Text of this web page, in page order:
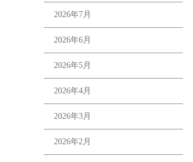
2026年7月
2026年6月
2026年5月
2026年4月
2026年3月
2026年2月